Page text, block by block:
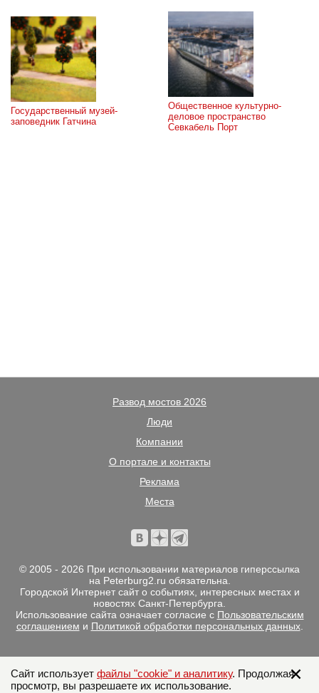
Государственный музей-
заповедник Гатчина
Общественное культурно-
деловое пространство
Севкабель Порт
Развод мостов 2026
Люди
Компании
О портале и контакты
Реклама
Места
© 2005 - 2026 При использовании материалов гиперссылка
на Peterburg2.ru обязательна.
Городской Интернет сайт о событиях, интересных местах и
новостях Санкт-Петербурга.
Использование сайта означает согласие с Пользовательским
соглашением и Политикой обработки персональных данных.
Сайт использует файлы "cookie" и аналитику. Продолжая
просмотр, вы разрешаете их использование.